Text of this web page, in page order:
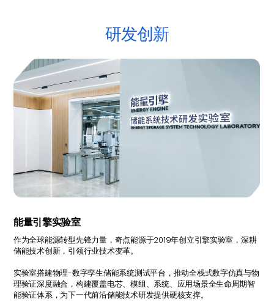
研发创新
能量引擎实验室
作为全球能源转型先锋力量，奇点能源于2019年创立引擎实验室，深耕
储能技术创新，引领行业技术变革。
实验室搭建物理-数字孪生储能系统测试平台，推动全栈式数字仿真与物
理验证深度融合，构建覆盖电芯、模组、系统、应用场景全生命周期智
能验证体系，为下一代前沿储能技术研发提供硬核支撑。